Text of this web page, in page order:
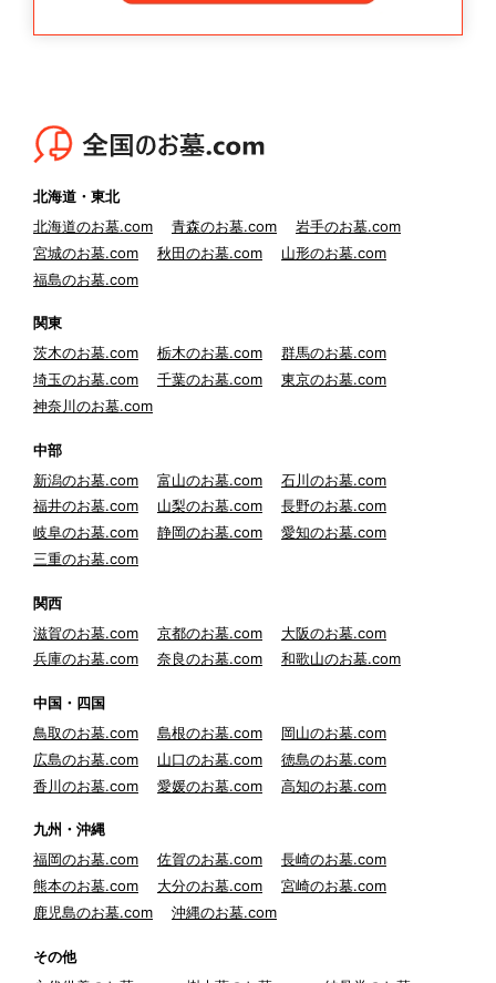
北海道・東北
北海道のお墓.com
青森のお墓.com
岩手のお墓.com
宮城のお墓.com
秋田のお墓.com
山形のお墓.com
福島のお墓.com
関東
茨木のお墓.com
栃木のお墓.com
群馬のお墓.com
埼玉のお墓.com
千葉のお墓.com
東京のお墓.com
神奈川のお墓.com
中部
新潟のお墓.com
富山のお墓.com
石川のお墓.com
福井のお墓.com
山梨のお墓.com
長野のお墓.com
岐阜のお墓.com
静岡のお墓.com
愛知のお墓.com
三重のお墓.com
関西
滋賀のお墓.com
京都のお墓.com
大阪のお墓.com
兵庫のお墓.com
奈良のお墓.com 和歌山のお墓.com
中国・四国
鳥取のお墓.com
島根のお墓.com
岡山のお墓.com
広島のお墓.com
山口のお墓.com
徳島のお墓.com
香川のお墓.com
愛媛のお墓.com 高知のお墓.com
九州・沖縄
福岡のお墓.com
佐賀のお墓.com
長崎のお墓.com
熊本のお墓.com
大分のお墓.com
宮崎のお墓.com
鹿児島のお墓.com
沖縄のお墓.com
その他